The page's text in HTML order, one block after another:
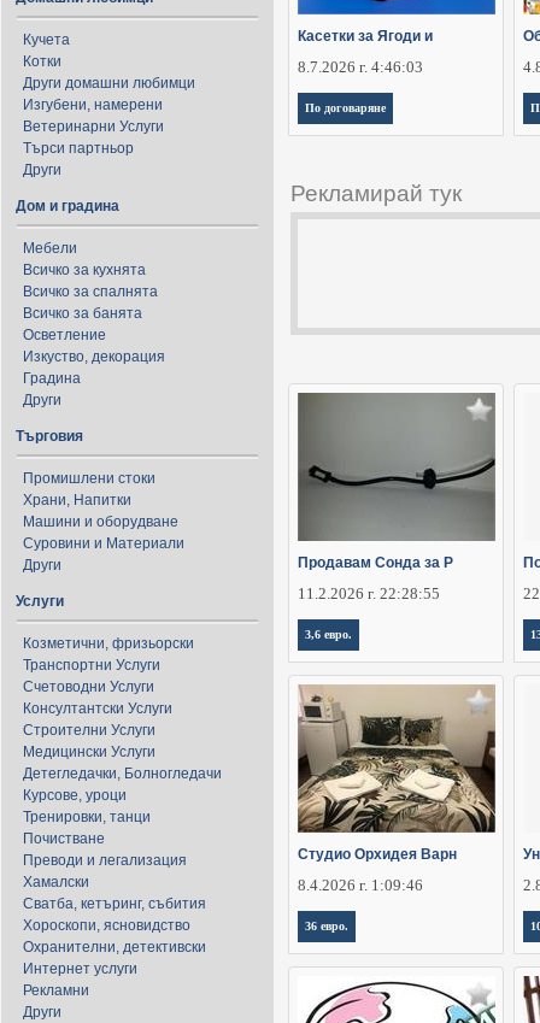
Кучета
Котки
Други домашни любимци
Изгубени, намерени
Ветеринарни Услуги
Търси партньор
Други
Дом и градина
Мебели
Всичко за кухнята
Всичко за спалнята
Всичко за банята
Осветление
Изкуство, декорация
Градина
Други
Търговия
Промишлени стоки
Храни, Напитки
Машини и оборудване
Суровини и Материали
Други
Услуги
Козметични, фризьорски
Транспортни Услуги
Счетоводни Услуги
Консултантски Услуги
Строителни Услуги
Медицински Услуги
Детегледачки, Болногледачи
Курсове, уроци
Тренировки, танци
Почистване
Преводи и легализация
Хамалски
Сватба, кетъринг, събития
Хороскопи, ясновидство
Охранителни, детективски
Интернет услуги
Рекламни
Други
Касетки за Ягоди и
8.7.2026 г. 4:46:03
По договаряне
Рекламирай тук
Продавам Сонда за Р
11.2.2026 г. 22:28:55
3,6 евро.
Студио Орхидея Варн
8.4.2026 г. 1:09:46
36 евро.